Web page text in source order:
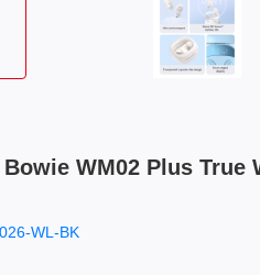
WM02 Plus True
WL-BK